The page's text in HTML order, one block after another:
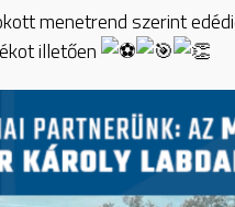
menetrend szerint
illetően